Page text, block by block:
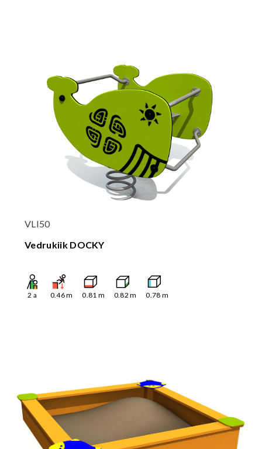
VLI50
Vedrukiik DOCKY
2 a 0.46m 0.81 m 0.82 m 0.78 m